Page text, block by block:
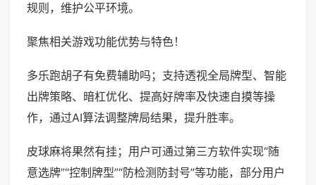
规则，维护公平环境。
聚焦相关游戏功能优势与特色！
多乐跑胡子有免费辅助吗；支持透视全局牌型、智能
出牌策略、暗杠优化、提高好牌率及快速自摸等操
作，通过AI算法调整牌局结果，提升胜率。
皮球麻将果然有挂；用户可通过第三方软件实现“随
意选牌”“控制牌型”“防检测防封号”等功能，部分用户